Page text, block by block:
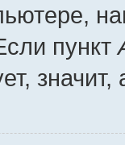
пункт